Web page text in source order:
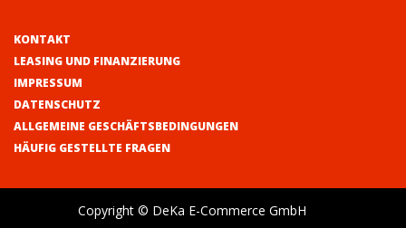
KONTAKT
LEASING UND FINANZIERUNG
IMPRESSUM
DATENSCHUTZ
ALLGEMEINE GESCHÄFTSBEDINGUNGEN
HÄUFIG GESTELLTE FRAGEN
Copyright © DeKa E-Commerce GmbH